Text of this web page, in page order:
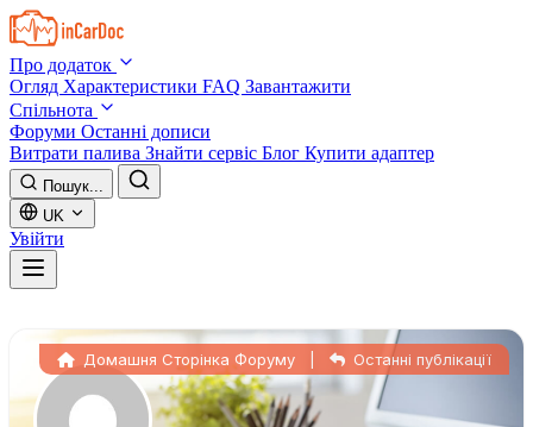
Skip to main content
Про додаток
Огляд Характеристики FAQ Завантажити
Спільнота
Форуми Останні дописи
Витрати палива Знайти сервіс Блог Купити адаптер
Пошук...
UK
Увійти
Домашня Сторінка Форуму Останні публікації